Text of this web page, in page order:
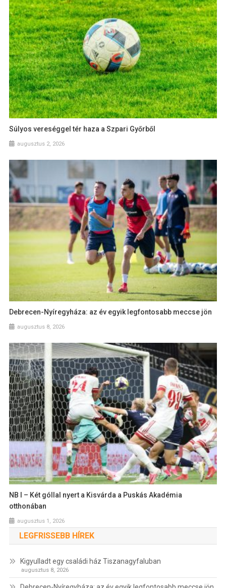
Súlyos vereséggel tér haza a Szpari Győrből
augusztus 2, 2026
Debrecen-Nyíregyháza: az év egyik legfontosabb meccse jön
augusztus 8, 2026
NB I – Két góllal nyert a Kisvárda a Puskás Akadémia
otthonában
augusztus 1, 2026
LEGFRISSEBB HÍREK
Kigyulladt egy családi ház Tiszanagyfaluban
augusztus 8, 2026